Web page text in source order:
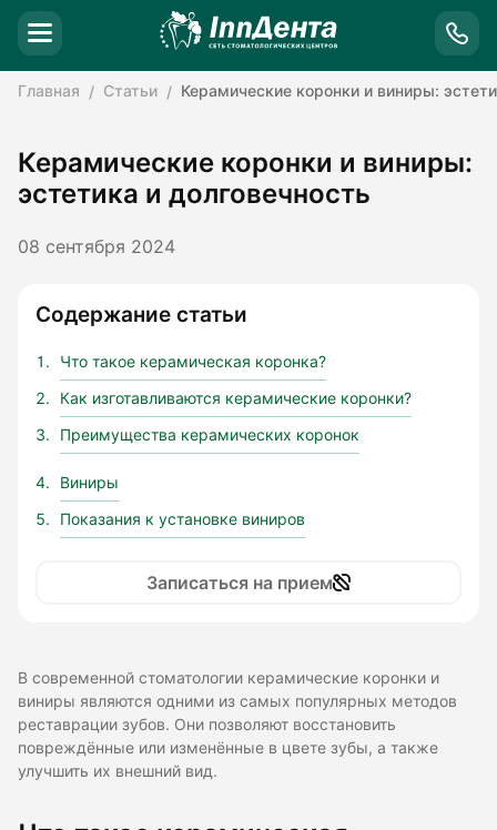
Главная Статьи Керамические коронки и виниры:
Керамические коронки и виниры:
эстетика и долговечность
08 сентября 2024
Содержание статьи
Что такое керамическая коронка?
Как изготавливаются керамические коронки?
Преимущества керамических коронок
Виниры
Показания к установке виниров
Записаться на прием
В современной стоматологии керамические коронки и
виниры являются одними из самых популярных методов
реставрации зубов. Они позволяют восстановить
повреждённые или изменённые в цвете зубы, а также
улучшить их внешний вид.